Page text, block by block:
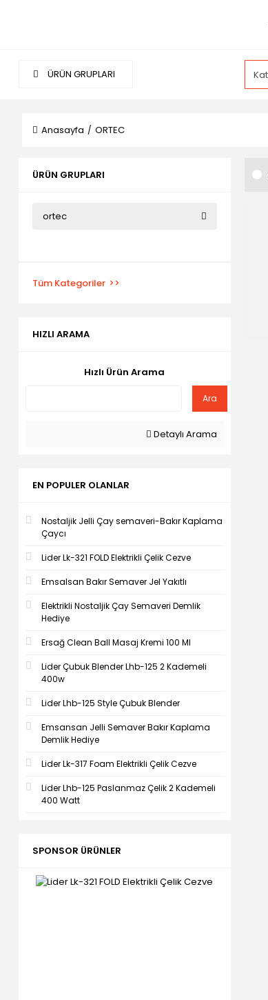
ÜRÜN GRUPLARI
Anasayfa ORTEC
ÜRÜN GRUPLARI
ortec
Tüm Kategoriler
HIZLI ARAMA
Hızlı Ürün Arama
Ara
Detaylı Arama
EN POPULER OLANLAR
Nostaljik Jelli Çay semaveri-Bakır Kaplama
Çaycı
Lider Lk-321 FOLD Elektrikli Çelik Cezve
Emsalsan Bakır Semaver Jel Yakıtlı
Elektrikli Nostaljik Çay Semaveri Demlik
Hediye
Ersağ Clean Ball Masaj Kremi 100 Ml
Lider Çubuk Blender Lhb-125 2 Kademeli
400w
Lider Lhb-125 Style Çubuk Blender
Emsansan Jelli Semaver Bakır Kaplama
Demlik Hediye
Lider Lk-317 Foam Elektrikli Çelik Cezve
Lider Lhb-125 Paslanmaz Çelik 2 Kademeli
400 Watt
SPONSOR ÜRÜNLER